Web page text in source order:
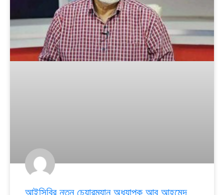
আইসিবির নতুন চেয়ারম্যান অধ্যাপক আবু আহমেদ